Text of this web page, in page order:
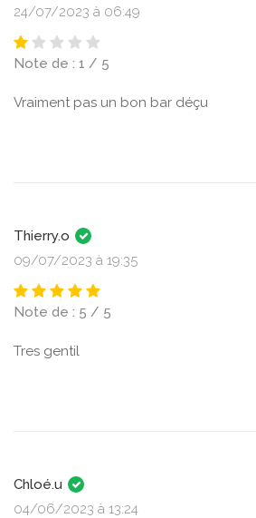
24/07/2023 à 06:49
Note de : 1 / 5
Vraiment pas un bon bar déçu
Thierry.o
09/07/2023 à 19:35
Note de : 5 / 5
Tres gentil
Chloé.u
04/06/2023 à 13:24